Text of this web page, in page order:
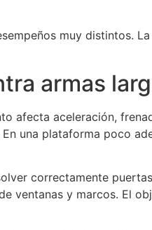
muy distintos.
armas
afecta aceleración,
una plataforma poco
correctamente
ventanas y marcos. El